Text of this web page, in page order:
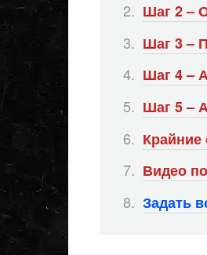
Шаг 2 –
Шаг 3 –
Шаг 4 –
Шаг 5 –
Крайние
Видео
Задать